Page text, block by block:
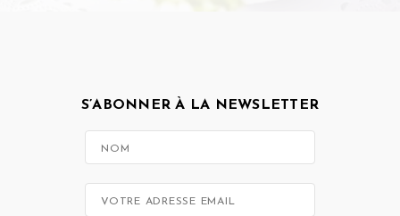
S’ABONNER À LA NEWSLETTER